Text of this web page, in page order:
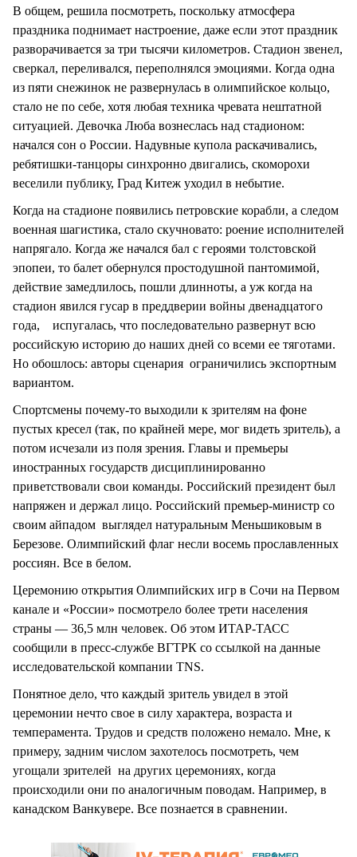
В общем, решила посмотреть, поскольку атмосфера
праздника поднимает настроение, даже если этот праздник
разворачивается за три тысячи километров. Стадион звенел,
сверкал, переливался, переполнялся эмоциями. Когда одна
из пяти снежинок не развернулась в олимпийское кольцо,
стало не по себе, хотя любая техника чревата нештатной
ситуацией. Девочка Люба вознеслась над стадионом:
начался сон о России. Надувные купола раскачивались,
ребятишки-танцоры синхронно двигались, скоморохи
веселили публику, Град Китеж уходил в небытие.
Когда на стадионе появились петровские корабли, а следом
военная шагистика, стало скучновато: роение исполнителей
напрягало. Когда же начался бал с героями толстовской
эпопеи, то балет обернулся простодушной пантомимой,
действие замедлилось, пошли длинноты, а уж когда на
стадион явился гусар в преддверии войны двенадцатого
года, испугалась, что последовательно развернут всю
российскую историю до наших дней со всеми ее тяготами.
Но обошлось: авторы сценария ограничились экспортным
вариантом.
Спортсмены почему-то выходили к зрителям на фоне
пустых кресел (так, по крайней мере, мог видеть зритель), а
потом исчезали из поля зрения. Главы и премьеры
иностранных государств дисциплинированно
приветствовали свои команды. Российский президент был
напряжен и держал лицо. Российский премьер-министр со
своим айпадом выглядел натуральным Меньшиковым в
Березове. Олимпийский флаг несли восемь прославленных
россиян. Все в белом.
Церемонию открытия Олимпийских игр в Сочи на Первом
канале и «России» посмотрело более трети населения
страны — 36,5 млн человек. Об этом ИТАР-ТАСС
сообщили в пресс-службе ВГТРК со ссылкой на данные
исследовательской компании TNS.
Понятное дело, что каждый зритель увидел в этой
церемонии нечто свое в силу характера, возраста и
темперамента. Трудов и средств положено немало. Мне, к
примеру, задним числом захотелось посмотреть, чем
угощали зрителей на других церемониях, когда
происходили они по аналогичным поводам. Например, в
канадском Ванкувере. Все познается в сравнении.